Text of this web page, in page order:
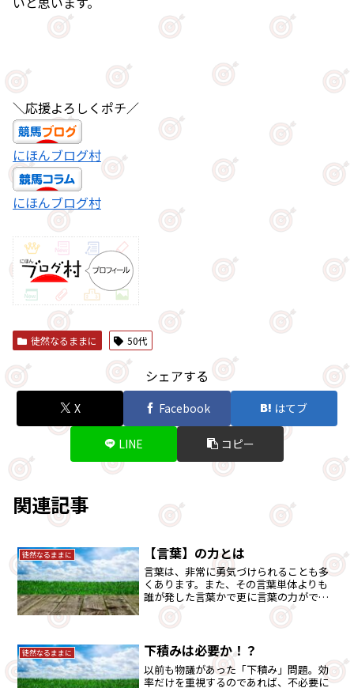
＼応援よろしくポチ／
にほんブログ村
にほんブログ村
徒然なるままに 50代
シェアする
X Facebook はてブ
LINE コピー
関連記事
徒然なるままに 【言葉】の力とは
言葉は、非常に勇気づけられることも多
くあります。また、その言葉単体よりも
誰が発した言葉かで更に言葉の力がでて
くるのではないでしょうか。
徒然なるままに 下積みは必要か！？
以前も物議があった「下積み」問題。効
率だけを重視するのであれば、不必要に